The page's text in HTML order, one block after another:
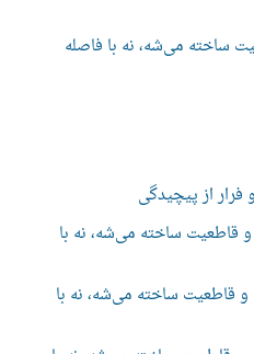
ساخته می‌شه، نه با فاصله
از پیچیدگی
قاطعیت ساخته می‌شه، نه با
قاطعیت ساخته می‌شه، نه با